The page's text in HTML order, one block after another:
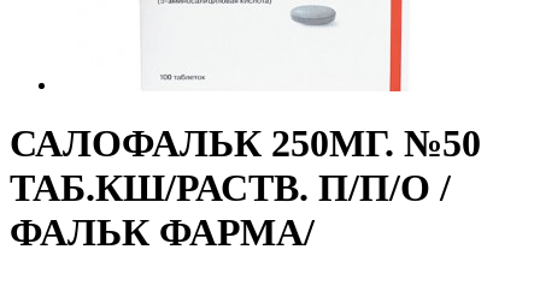
САЛОФАЛЬК 250МГ. №50
ТАБ.КШ/РАСТВ. П/П/О /
ФАЛЬК ФАРМА/